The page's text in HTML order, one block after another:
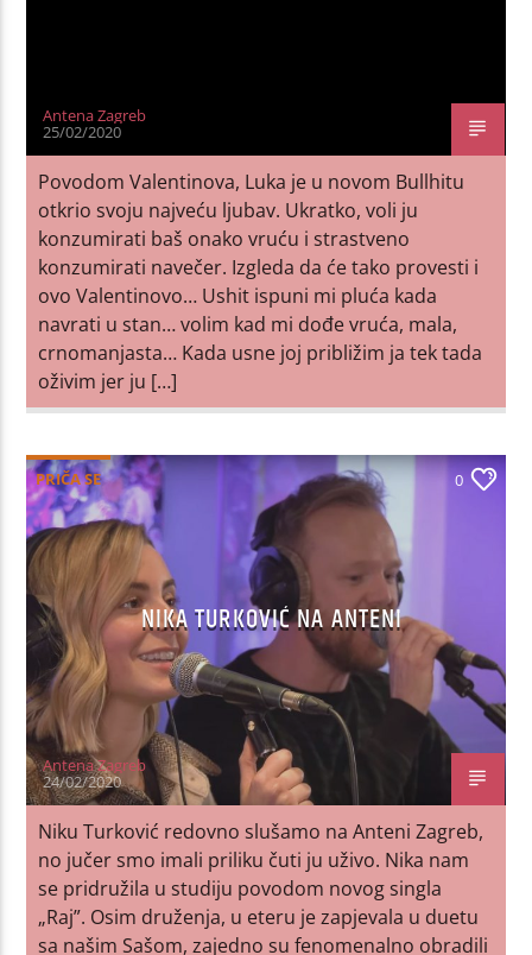
Antena Zagreb
25/02/2020
Povodom Valentinova, Luka je u novom Bullhitu
otkrio svoju najveću ljubav. Ukratko, voli ju
konzumirati baš onako vruću i strastveno
konzumirati navečer. Izgleda da će tako provesti i
ovo Valentinovo… Ushit ispuni mi pluća kada
navrati u stan… volim kad mi dođe vruća, mala,
crnomanjasta… Kada usne joj približim ja tek tada
oživim jer ju […]
PRIČA SE 0
NIKA TURKOVIĆ NA ANTENI
Antena Zagreb
24/02/2020
Niku Turković redovno slušamo na Anteni Zagreb,
no jučer smo imali priliku čuti ju uživo. Nika nam
se pridružila u studiju povodom novog singla
„Raj”. Osim druženja, u eteru je zapjevala u duetu
sa našim Sašom, zajedno su fenomenalno obradili